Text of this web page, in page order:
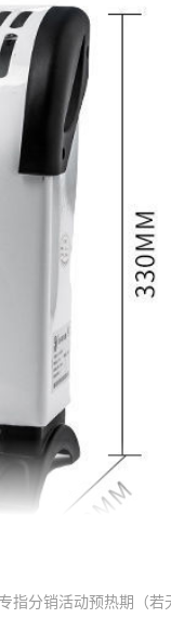
指分销活动预热期（